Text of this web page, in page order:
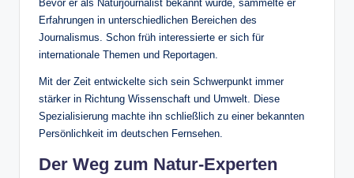
Bevor er als Naturjournalist bekannt wurde, sammelte er
Erfahrungen in unterschiedlichen Bereichen des
Journalismus. Schon früh interessierte er sich für
internationale Themen und Reportagen.
Mit der Zeit entwickelte sich sein Schwerpunkt immer
stärker in Richtung Wissenschaft und Umwelt. Diese
Spezialisierung machte ihn schließlich zu einer bekannten
Persönlichkeit im deutschen Fernsehen.
Der Weg zum Natur-Experten